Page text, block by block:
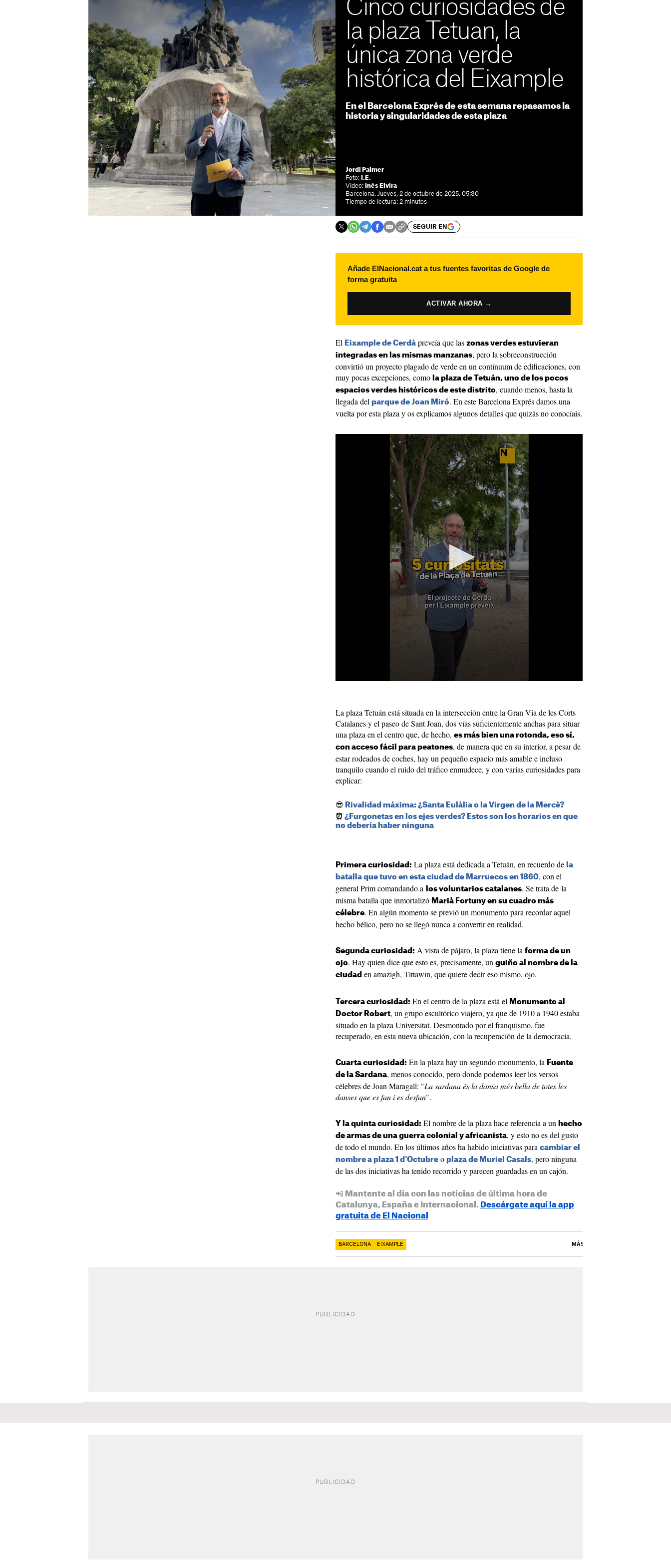
Cinco curiosidades de
la plaza Tetuan, la
única zona verde
histórica del Eixample
En el Barcelona Exprés de esta semana repasamos la
historia y singularidades de esta plaza
Jordi Palmer
Foto: I.E.
Vídeo: Inés Elvira
Barcelona. Jueves, 2 de octubre de 2025. 05:30
Tiempo de lectura: 2 minutos
SEGUIR EN
Añade ElNacional.cat a tus fuentes favoritas de Google de
forma gratuita
ACTIVAR AHORA →
El Eixample de Cerdà preveía que las zonas verdes estuvieran
integradas en las mismas manzanas, pero la sobreconstrucción
convirtió un proyecto plagado de verde en un contínuum de edificaciones, con
muy pocas excepciones, como la plaza de Tetuán, uno de los pocos
espacios verdes históricos de este distrito, cuando menos, hasta la
llegada del parque de Joan Miró. En este Barcelona Exprés damos una
vuelta por esta plaza y os explicamos algunos detalles que quizás no conocíais.
La plaza Tetuán está situada en la intersección entre la Gran Via de les Corts
Catalanes y el paseo de Sant Joan, dos vías suficientemente anchas para situar
una plaza en el centro que, de hecho, es más bien una rotonda, eso sí,
con acceso fácil para peatones, de manera que en su interior, a pesar de
estar rodeados de coches, hay un pequeño espacio más amable e incluso
tranquilo cuando el ruido del tráfico enmudece, y con varias curiosidades para
explicar:
😎 Rivalidad máxima: ¿Santa Eulàlia o la Virgen de la Mercè?
⏰ ¿Furgonetas en los ejes verdes? Estos son los horarios en que
no debería haber ninguna
Primera curiosidad: La plaza está dedicada a Tetuán, en recuerdo de la
batalla que tuvo en esta ciudad de Marruecos en 1860, con el
general Prim comandando a
los voluntarios catalanes. Se trata de la
misma batalla que inmortalizó Marià Fortuny en su cuadro más
célebre. En algún momento se previó un monumento para recordar aquel
hecho bélico, pero no se llegó nunca a convertir en realidad.
Segunda curiosidad: A vista de pájaro, la plaza tiene la forma de un
ojo. Hay quien dice que esto es, precisamente, un guiño al nombre de la
ciudad en amazigh, Tittāwīn, que quiere decir eso mismo, ojo.
Tercera curiosidad: En el centro de la plaza está el Monumento al
Doctor Robert, un grupo escultórico viajero, ya que de 1910 a 1940 estaba
situado en la plaza Universitat. Desmontado por el franquismo, fue
recuperado, en esta nueva ubicación, con la recuperación de la democracia.
Cuarta curiosidad: En la plaza hay un segundo monumento, la Fuente
de la Sardana, menos conocido, pero donde podemos leer los versos
célebres de Joan Maragall: "La sardana és la dansa més bella de totes les
danses que es fan i es desfan".
Y la quinta curiosidad: El nombre de la plaza hace referencia a un hecho
de armas de una guerra colonial y africanista, y esto no es del gusto
de todo el mundo. En los últimos años ha habido iniciativas para cambiar el
nombre a plaza 1 d'Octubre o plaza de Muriel Casals, pero ninguna
de las dos iniciativas ha tenido recorrido y parecen guardadas en un cajón.
📲 Mantente al día con las noticias de última hora de
Catalunya, España e Internacional. Descárgate aquí la app
gratuita de El Nacional
BARCELONA EIXAMPLE MÁS